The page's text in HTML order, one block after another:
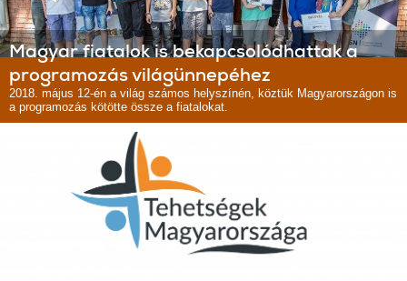
Magyar fiatalok is bekapcsolódhattak a
programozás világünnepéhez
2018. május 12-én a világ számos helyszínén, köztük Magyarországon is
a programozás kötötte össze a fiatalokat.